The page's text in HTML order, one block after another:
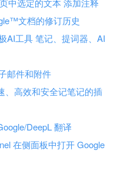
中选定的文本 添加注释
文档的修订历史
AI工具 笔记、提词器、AI
邮件和附件
、高效和安全记笔记的插
DeepL 翻译
在侧面板中打开 Google